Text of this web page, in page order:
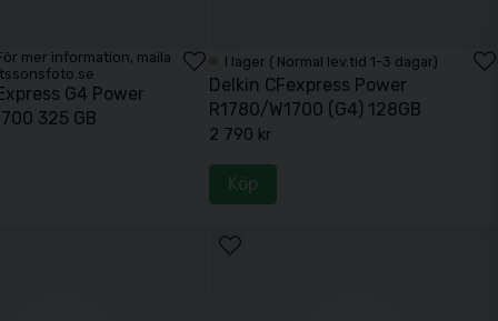
mer information, maila
G4 Power
325 GB
I lager ( Normal lev.tid 1-3 dagar)
Delkin CFexpress Power
R1780/W1700 (G4) 128GB
2 790 kr
Köp